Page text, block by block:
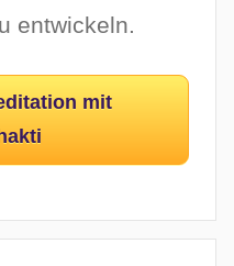
entwickeln.
mit